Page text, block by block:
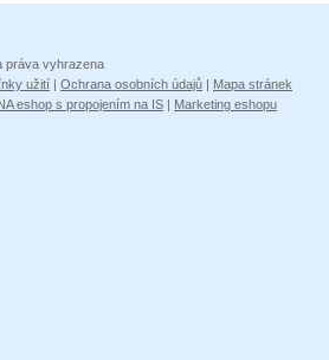
práva vyhrazena
užití | Ochrana osobních údajů | Mapa stránek
eshop s propojením na IS | Marketing eshopu